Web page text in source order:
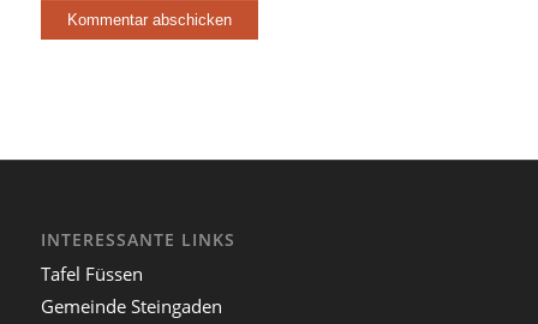
INTERESSANTE LINKS
Tafel Füssen
Gemeinde Steingaden